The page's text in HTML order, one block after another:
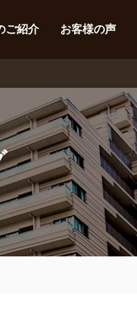
ご紹介 お客様の声